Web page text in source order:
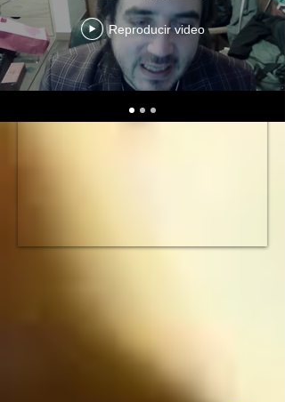
Reproducir video